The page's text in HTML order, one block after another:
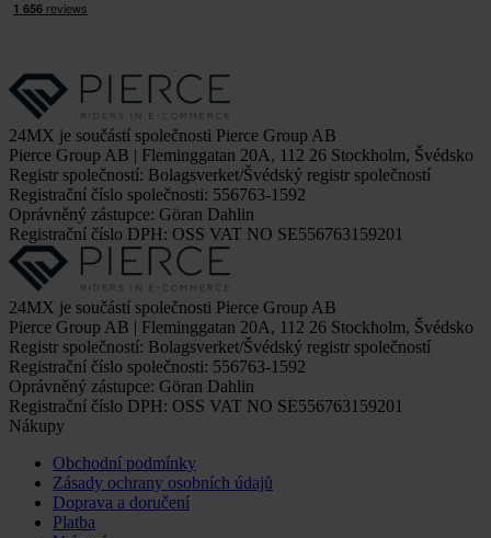
24MX je součástí společnosti Pierce Group AB
Pierce Group AB | Fleminggatan 20A, 112 26 Stockholm, Švédsko
Registr společností: Bolagsverket/Švédský registr společností
Registrační číslo společnosti: 556763-1592
Oprávněný zástupce: Göran Dahlin
Registrační číslo DPH: OSS VAT NO SE556763159201
24MX je součástí společnosti Pierce Group AB
Pierce Group AB | Fleminggatan 20A, 112 26 Stockholm, Švédsko
Registr společností: Bolagsverket/Švédský registr společností
Registrační číslo společnosti: 556763-1592
Oprávněný zástupce: Göran Dahlin
Registrační číslo DPH: OSS VAT NO SE556763159201
Nákupy
Obchodní podmínky
Zásady ochrany osobních údajů
Doprava a doručení
Platba